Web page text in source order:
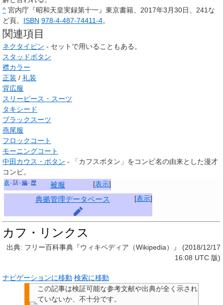
^ 宮内庁『昭和天皇実録第十一』東京書籍、2017年3月30日、241な
ど頁。 ISBN 978-4-487-74411-4。
関連項目
ネクタイピン - セットで用いることもある。
スタッドボタン
襟カラー
正装 / 礼装
背広服
スリーピース・スーツ
タキシード
ブラックスーツ
燕尾服
フロックコート
モーニングコート
中田カウス・ボタン - 「カフスボタン」をコンビ名の由来とした漫才
コンビ。
[表示]
表 話 編 歴 被服
[表示]
典拠管理データベース
カフ・リンクス
出典: フリー百科事典『ウィキペディア（Wikipedia）』 (2018/12/17
16:08 UTC 版)
ナビゲーションに移動 検索に移動
この記事は検証可能な参考文献や出典が全く示され
ていないか、不十分です。